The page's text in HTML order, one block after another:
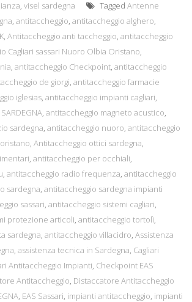
, visel sardegna Tagged Antenne
, antitaccheggio, antitaccheggio alghero,
, Antitaccheggio anti taccheggio, antitaccheggio
Cagliari sassari Nuoro Olbia Oristano,
, antitaccheggio Checkpoint, antitaccheggio
de giorgi, antitaccheggio farmacie
iglesias, antitaccheggio impianti cagliari,
, antitaccheggio magneto acustico,
sardegna, antitaccheggio nuoro, antitaccheggio
, Antitaccheggio ottici sardegna,
, antitaccheggio per occhiali,
, antitaccheggio radio frequenza, antitaccheggio
sardegna, antitaccheggio sardegna impianti
sassari, antitaccheggio sistemi cagliari,
protezione articoli, antitaccheggio tortolì,
sardegna, antitaccheggio villacidro, Assistenza
, assistenza tecnica in Sardegna, Cagliari
Antitaccheggio Impianti, Checkpoint EAS
Antitaccheggio, Distaccatore Antitaccheggio
, EAS Sassari, impianti antitaccheggio, impianti